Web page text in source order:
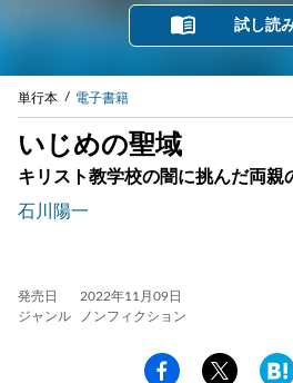
試し読
単行本 電子書籍
いじめの聖域
キリスト教学校の闇に挑んだ両親
石川陽一
発売日
2022年11月09日
ジャンル
ノンフィクション